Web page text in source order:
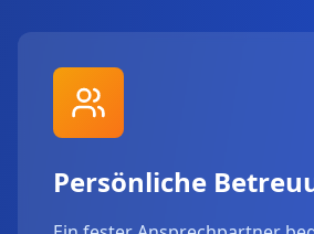
Persönliche